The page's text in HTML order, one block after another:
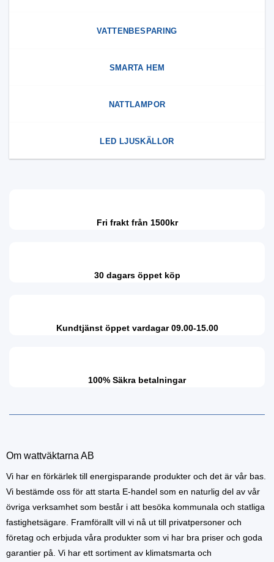
VATTENBESPARING
SMARTA HEM
NATTLAMPOR
LED LJUSKÄLLOR
Fri frakt från 1500kr
30 dagars öppet köp
Kundtjänst öppet vardagar 09.00-15.00
100% Säkra betalningar
Om wattväktarna AB
Vi har en förkärlek till energisparande produkter och det är vår bas.
Vi bestämde oss för att starta E-handel som en naturlig del av vår
övriga verksamhet som består i att besöka kommunala och statliga
fastighetsägare. Framförallt vill vi nå ut till privatpersoner och
företag och erbjuda våra produkter som vi har bra priser och goda
garantier på. Vi har ett sortiment av klimatsmarta och